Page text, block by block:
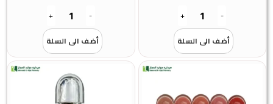
-
+
أضف الى السلة
-
+
أضف الى السلة